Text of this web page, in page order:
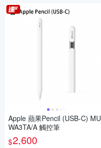
Apple 蘋果Pencil (USB-C) MU
WA3TA/A 觸控筆
$2,600